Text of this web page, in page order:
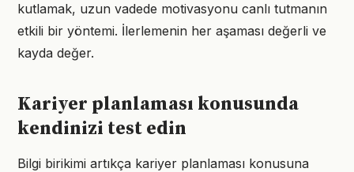
kutlamak, uzun vadede motivasyonu canlı tutmanın
etkili bir yöntemi. İlerlemenin her aşaması değerli ve
kayda değer.
Kariyer planlaması konusunda
kendinizi test edin
Bilgi birikimi artıkça kariyer planlaması konusuna